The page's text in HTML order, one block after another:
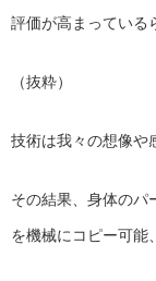
評価が高まっている
（抜粋）
技術は我々の想像や
その結果、身体のパ
を機械にコピー可能、